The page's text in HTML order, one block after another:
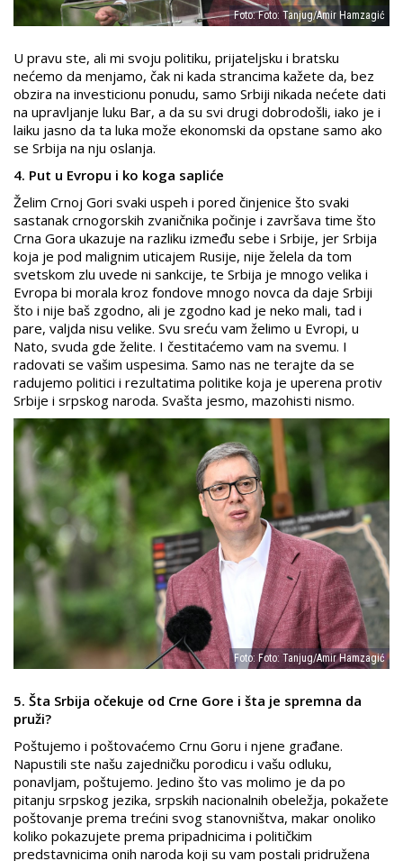
Foto: Foto: Tanjug/Amir Hamzagić
U pravu ste, ali mi svoju politiku, prijateljsku i bratsku
nećemo da menjamo, čak ni kada strancima kažete da, bez
obzira na investicionu ponudu, samo Srbiji nikada nećete dati
na upravljanje luku Bar, a da su svi drugi dobrodošli, iako je i
laiku jasno da ta luka može ekonomski da opstane samo ako
se Srbija na nju oslanja.
4. Put u Evropu i ko koga sapliće
Želim Crnoj Gori svaki uspeh i pored činjenice što svaki
sastanak crnogorskih zvaničnika počinje i završava time što
Crna Gora ukazuje na razliku između sebe i Srbije, jer Srbija
koja je pod malignim uticajem Rusije, nije želela da tom
svetskom zlu uvede ni sankcije, te Srbija je mnogo velika i
Evropa bi morala kroz fondove mnogo novca da daje Srbiji
što i nije baš zgodno, ali je zgodno kad je neko mali, tad i
pare, valjda nisu velike. Svu sreću vam želimo u Evropi, u
Nato, svuda gde želite. I čestitaćemo vam na svemu. I
radovati se vašim uspesima. Samo nas ne terajte da se
radujemo politici i rezultatima politike koja je uperena protiv
Srbije i srpskog naroda. Svašta jesmo, mazohisti nismo.
Foto: Foto: Tanjug/Amir Hamzagić
5. Šta Srbija očekuje od Crne Gore i šta je spremna da
pruži?
Poštujemo i poštovaćemo Crnu Goru i njene građane.
Napustili ste našu zajedničku porodicu i vašu odluku,
ponavljam, poštujemo. Jedino što vas molimo je da po
pitanju srpskog jezika, srpskih nacionalnih obeležja, pokažete
poštovanje prema trećini svog stanovništva, makar onoliko
koliko pokazujete prema pripadnicima i političkim
predstavnicima onih naroda koji su vam postali pridružena